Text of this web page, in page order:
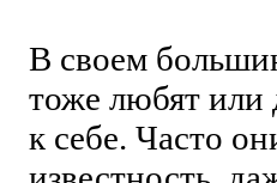
В своем
тоже любят
к себе. Часто